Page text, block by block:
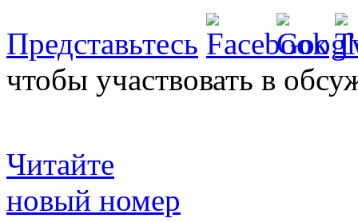
Представьтесь
чтобы участвовать в
Читайте
новый номер